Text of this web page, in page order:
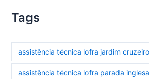
Tags
assistência técnica lofra jardim cruzeiro
assistência técnica lofra parada inglesa